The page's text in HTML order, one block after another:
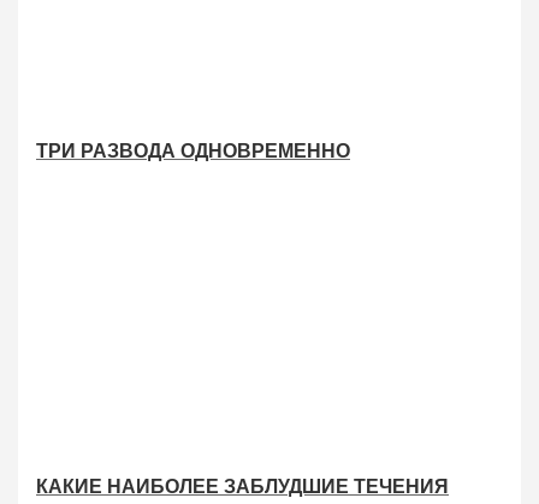
ТРИ РАЗВОДА ОДНОВРЕМЕННО
КАКИЕ НАИБОЛЕЕ ЗАБЛУДШИЕ ТЕЧЕНИЯ